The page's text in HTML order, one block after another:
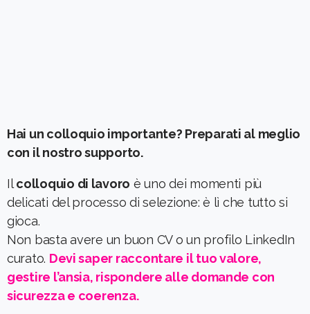
Hai un colloquio importante? Preparati al meglio
con il nostro supporto.
Ilcolloquio di lavoro è uno dei momenti più
delicati del processo di selezione: è lì che tutto si
gioca.
Non basta avere un buon CV o un profilo LinkedIn
curato. Devi saper raccontare il tuo valore,
gestire l’ansia, rispondere alle domande con
sicurezza e coerenza.